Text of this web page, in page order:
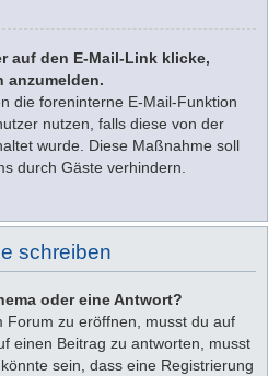
auf den E-Mail-Link klicke,
anzumelden.
die foreninterne E-Mail-Funktion
nutzen, falls diese von der
wurde. Diese Maßnahme soll
durch Gäste verhindern.
schreiben
oder eine Antwort?
Forum zu eröffnen, musst du auf
einen Beitrag zu antworten, musst
sein, dass eine Registrierung